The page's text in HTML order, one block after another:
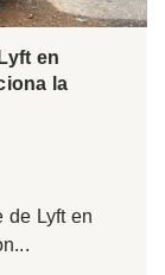
en
la
de Lyft en